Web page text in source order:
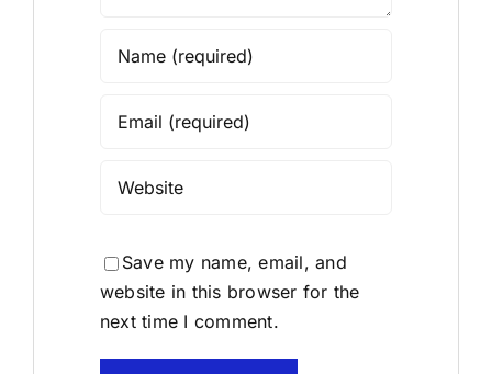
Save my name, email, and
website in this browser for the
next time I comment.